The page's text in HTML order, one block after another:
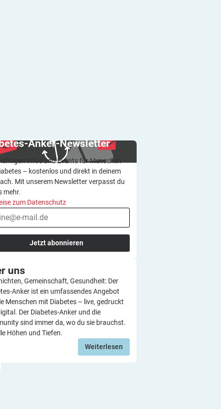
Anker-Newsletter
Infos und Events für Menschen
– kostenlos und direkt in deinem
Mit unserem Newsletter verpasst du
mehr.
zum Datenschutz
Jetzt abonnieren
uns
Gemeinschaft, Gesundheit: Der
Anker ist ein umfassendes Angebot
Menschen mit Diabetes – live, gedruckt
Der Diabetes-Anker und die
sind immer da, wo du sie brauchst.
Höhen und Tiefen.
Weiterlesen